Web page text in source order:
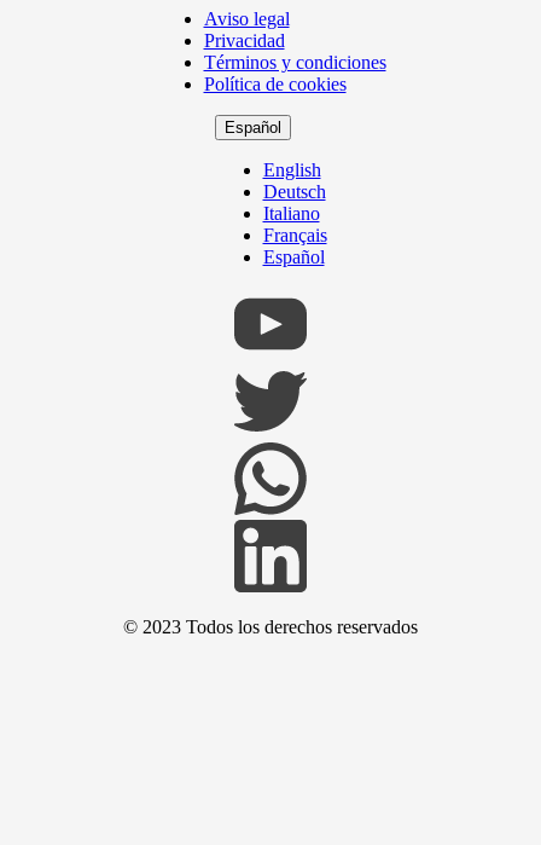
Copyright
Footer
Aviso legal
Privacidad
Términos y condiciones
Política de cookies
Español
English
Deutsch
Italiano
Français
Español
© 2023 Todos los derechos reservados